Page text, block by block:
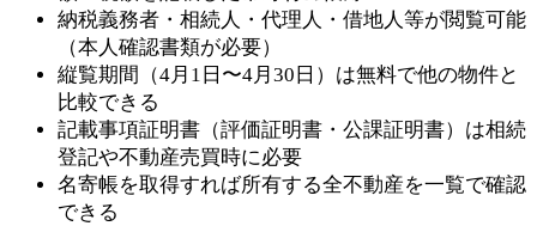
納税義務者・相続人・代理人・借地人等が閲覧可能
（本人確認書類が必要）
縦覧期間（4月1日〜4月30日）は無料で他の物件と
比較できる
記載事項証明書（評価証明書・公課証明書）は相続
登記や不動産売買時に必要
名寄帳を取得すれば所有する全不動産を一覧で確認
できる